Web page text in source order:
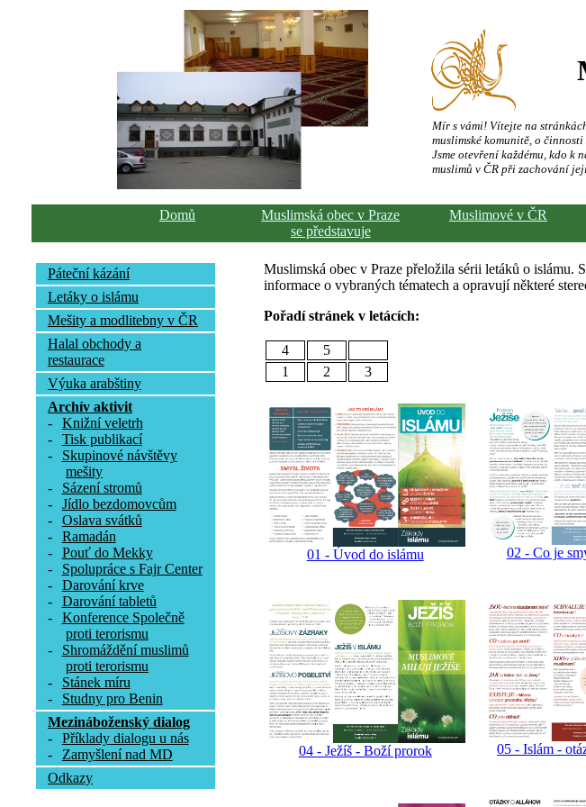
Mír s vámi! Vítejte na
muslimské komunitě, o
Jsme otevření každému, kdo k
muslimů v ČR při zachování
Domů
Muslimská obec v Praze
se představuje
Muslimové v ČR
Páteční kázání
Letáky o islámu
Mešity a modlitebny v ČR
Halal obchody a
restaurace
Výuka arabštiny
Archív aktivit
-
Knižní veletrh
-
Tisk publikací
-
Skupinové návštěvy
mešity
-
Sázení stromů
-
Jídlo bezdomovcům
-
Oslava svátků
-
Ramadán
-
Pouť do Mekky
-
Spolupráce s Fajr Center
-
Darování krve
-
Darování tabletů
-
Konference Společně
proti terorismu
-
Shromáždění muslimů
proti terorismu
-
Stánek míru
-
Studny pro Benin
Mezináboženský dialog
-
Příklady dialogu u nás
-
Zamyšlení nad MD
Odkazy
Muslimská obec v Praze přeložila sérii letáků o islámu.
informace o vybraných tématech a opravují některé
Pořadí stránek v letácích:
4
5
1
2 3
01 - Úvod do islámu 02 - Co je
04 - Ježíš - Boží prorok 05 - Islám -